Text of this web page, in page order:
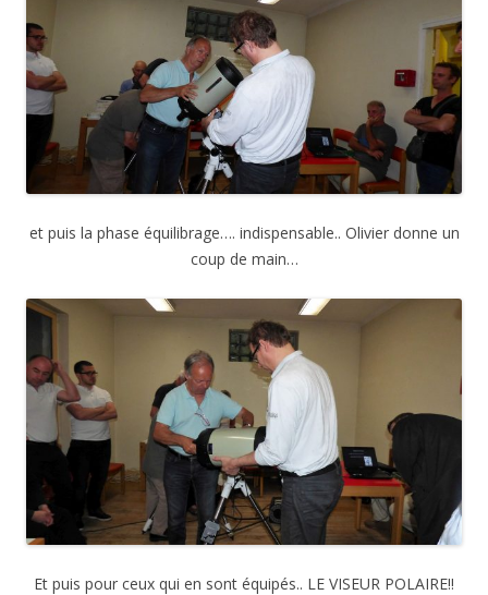
et puis la phase équilibrage…. indispensable.. Olivier donne un
coup de main…
Et puis pour ceux qui en sont équipés.. LE VISEUR POLAIRE!!